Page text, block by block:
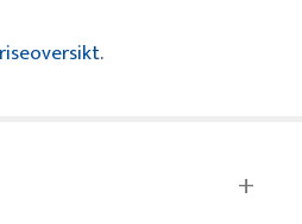
.